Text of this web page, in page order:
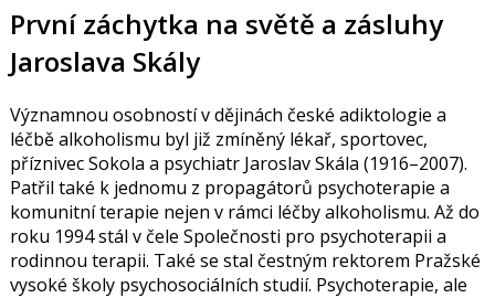
První záchytka na světě a zásluhy
Jaroslava Skály
Významnou osobností v dějinách české adiktologie a
léčbě alkoholismu byl již zmíněný lékař, sportovec,
příznivec Sokola a psychiatr Jaroslav Skála (1916–2007).
Patřil také k jednomu z propagátorů psychoterapie a
komunitní terapie nejen v rámci léčby alkoholismu. Až do
roku 1994 stál v čele Společnosti pro psychoterapii a
rodinnou terapii. Také se stal čestným rektorem Pražské
vysoké školy psychosociálních studií. Psychoterapie, ale